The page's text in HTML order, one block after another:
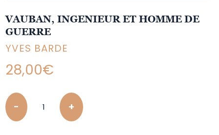
VAUBAN, INGENIEUR ET HOMME DE
GUERRE
YVES BARDE
28,00€
Quantity